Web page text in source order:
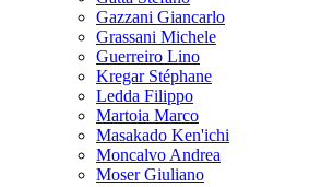
Gazzani Giancarlo
Grassani Michele
Guerreiro Lino
Kregar Stéphane
Ledda Filippo
Martoia Marco
Masakado Ken'ichi
Moncalvo Andrea
Moser Giuliano